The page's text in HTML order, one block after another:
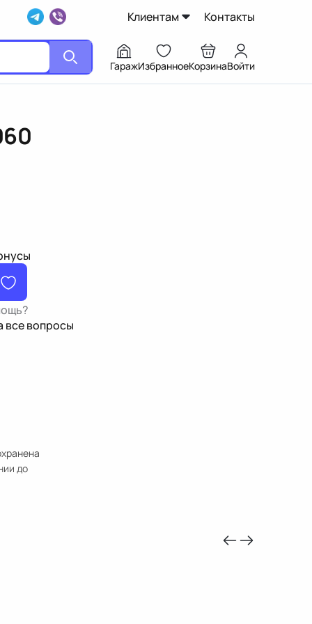
Клиентам Контакты
ГаражИзбранноеКорзинаВойти
все вопросы
до